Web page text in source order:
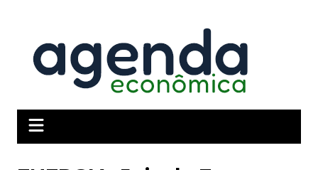
conteúdo